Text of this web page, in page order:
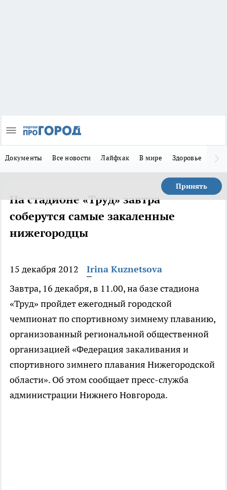
Документы Все новости Лайфхак В мире Здоровье
Принять
На стадионе «Труд» завтра
соберутся самые закаленные
нижегородцы
15 декабря 2012
Irina Kuznetsova
Завтра, 16 декабря, в 11.00, на базе стадиона
«Труд» пройдет ежегодный городской
чемпионат по спортивному зимнему плаванию,
организованный региональной общественной
организацией «Федерация закаливания и
спортивного зимнего плавания Нижегородской
области». Об этом сообщает пресс-служба
администрации Нижнего Новгорода.